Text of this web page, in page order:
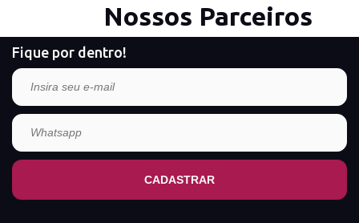
Nossos Parceiros
Fique por dentro!